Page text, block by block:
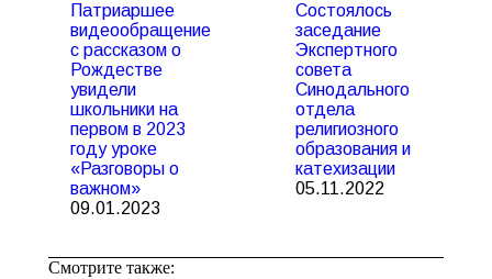
Патриаршее
видеообращение
с рассказом о
Рождестве
увидели
школьники на
первом в 2023
году уроке
«Разговоры о
важном»
09.01.2023
Состоялось
заседание
Экспертного
совета
Синодального
отдела
религиозного
образования и
катехизации
05.11.2022
Смотрите также: